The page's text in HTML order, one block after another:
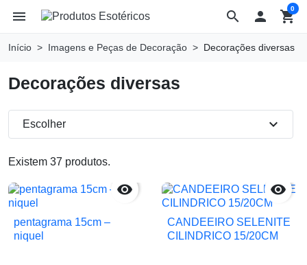
search
menu  shopping_cart
0
Início Imagens e Peças de Decoração Decorações diversas
Decorações diversas
Existem 37 produtos.
Escolher expand_more

pentagrama 15cm –
niquel

CANDEEIRO SELENITE
CILINDRICO 15/20CM